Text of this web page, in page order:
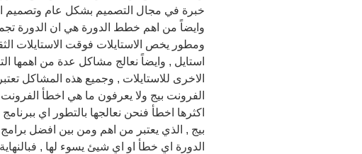
خبرة في مجال التصميم بشكل عام وتصميم
وايضاً من اهم خطط الدورة هي ان الدورة
ومطور يخص الاستايلات فوقت الاستايلات
استايل , وايضاً نعالج مشاكل عدة من اهمها
الاخرى للاستايلات , وجميع هذه المشاكل
الفرونت بيج ولا يعرفون ما هي اخطأ
اكثرها اخطأ فنحن نعالجها بالتطور اي
بيج , الذي يعتبر من اهم ومن بين افضل برامج
الدورة اي خطأ او اي شيئ يسوء لها ,